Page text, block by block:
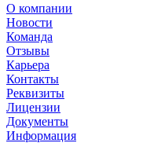
О компании
Новости
Команда
Отзывы
Карьера
Контакты
Реквизиты
Лицензии
Документы
Информация